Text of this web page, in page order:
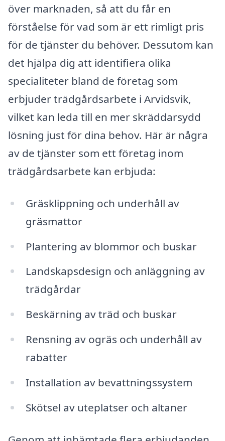
över marknaden, så att du får en
förståelse för vad som är ett rimligt pris
för de tjänster du behöver. Dessutom kan
det hjälpa dig att identifiera olika
specialiteter bland de företag som
erbjuder trädgårdsarbete i Arvidsvik,
vilket kan leda till en mer skräddarsydd
lösning just för dina behov. Här är några
av de tjänster som ett företag inom
trädgårdsarbete kan erbjuda:
Gräsklippning och underhåll av
gräsmattor
Plantering av blommor och buskar
Landskapsdesign och anläggning av
trädgårdar
Beskärning av träd och buskar
Rensning av ogräs och underhåll av
rabatter
Installation av bevattningssystem
Skötsel av uteplatser och altaner